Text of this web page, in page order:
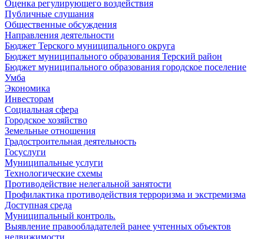
Оценка регулирующего воздействия
Публичные слушания
Общественные обсуждения
Направления деятельности
Бюджет Терского муниципального округа
Бюджет муниципального образования Терский район
Бюджет муниципального образования городское поселение
Умба
Экономика
Инвесторам
Социальная сфера
Городское хозяйство
Земельные отношения
Градостроительная деятельность
Госуслуги
Муниципальные услуги
Технологические схемы
Противодействие нелегальной занятости
Профилактика противодействия терроризма и экстремизма
Доступная среда
Муниципальный контроль.
Выявление правообладателей ранее учтенных объектов
недвижимости